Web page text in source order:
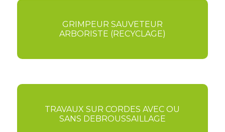
GRIMPEUR SAUVETEUR
ARBORISTE (RECYCLAGE)
TRAVAUX SUR CORDES AVEC OU
SANS DEBROUSSAILLAGE